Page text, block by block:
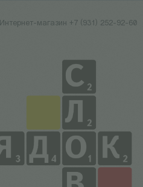
Интернет-магазин +7 (931) 252-92-60